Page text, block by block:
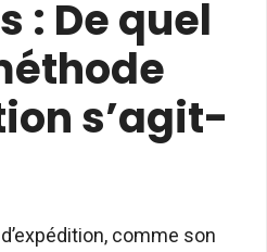
: De quel
s’agit-
comme son